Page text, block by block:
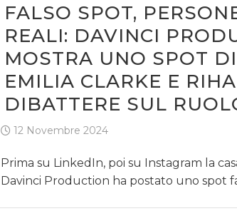
FALSO SPOT,
REALI: DAVINCI
MOSTRA UNO SPOT
EMILIA CLARKE E
DIBATTERE SUL
12 Novembre 2024
Prima su LinkedIn, poi su Instagram la
Davinci Production ha postato uno spot